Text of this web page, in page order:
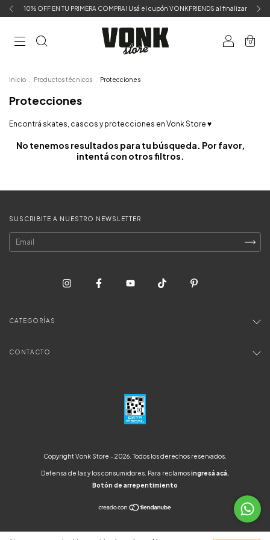
10% OFF EN TU PRIMERA COMPRA! Usá el cupón VONKFRIENDS al finalizar
0
Inicio Productos técnicos Protecciones
Protecciones
Encontrá skates, cascos y protecciones en Vonk Store ♥
No tenemos resultados para tu búsqueda. Por favor,
intentá con otros filtros.
SUSCRIBITE A NUESTRO NEWSLETTER
CATEGORÍAS
CONTACTO
Copyright Vonk Store - 2026. Todos los derechos reservados.
Defensa de las y los consumidores. Para reclamosingresá acá.
Botón de arrepentimiento